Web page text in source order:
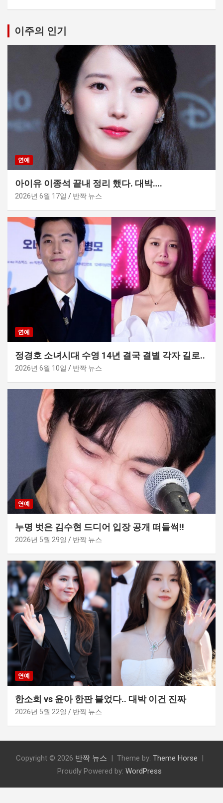
이주의 인기
연예
아이유 이종석 끝내 정리 했다. 대박….
2026년 6월 17일 반짝 뉴스
연예
정경호 소녀시대 수영 14년 결국 결별 각자 길로..
2026년 6월 10일 반짝 뉴스
연예
누명 벗은 김수현 드디어 입장 공개 떠들썩!!
2026년 5월 29일 반짝 뉴스
연예
한소희 vs 윤아 한판 붙었다.. 대박 이건 진짜
2026년 5월 22일 반짝 뉴스
Copyright © 2026 반짝 뉴스 Theme by: Theme Horse
Proudly Powered by: WordPress